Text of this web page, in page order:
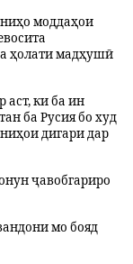
моддаҳои
ҳолати мадҳушӣ
аст, ки ба ин
ба Русия бо худ
дигари дар
ҷавобгариро
мо бояд